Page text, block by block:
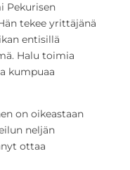
Pekurisen
tekee yrittäjänä
entisillä
Halu toimia
kumpuaa
on oikeastaan
neljän
ottaa